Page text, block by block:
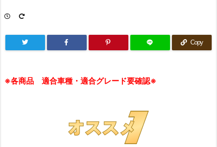
Copy
※各商品 適合車種・適合グレード要確認※